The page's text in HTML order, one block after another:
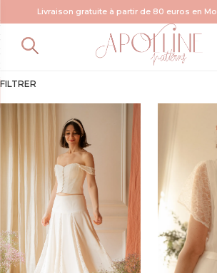
Livraison gratuite à partir de 80 euros en
patron robe de mariée
FILTRER